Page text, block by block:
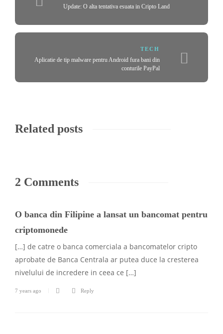
Update: O alta tentativa esuata in Cripto Land
TECH
Aplicatie de tip malware pentru Android fura bani din
conturile PayPal
Related posts
2 Comments
O banca din Filipine a lansat un bancomat pentru
criptomonede
[…] de catre o banca comerciala a bancomatelor cripto
aprobate de Banca Centrala ar putea duce la cresterea
nivelului de incredere in ceea ce […]
7 years ago Reply